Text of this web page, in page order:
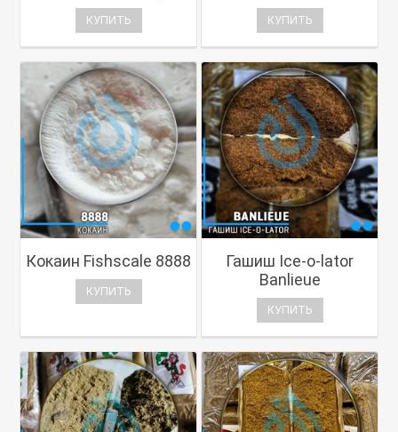
КУПИТЬ КУПИТЬ
Кокаин Fishscale 8888
КУПИТЬ
Гашиш Ice-o-lator
Banlieue
КУПИТЬ